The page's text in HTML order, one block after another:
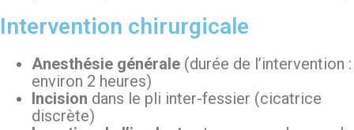
Intervention chirurgicale
Anesthésie générale (durée de l’intervention :
environ 2 heures)
Incision dans le pli inter-fessier (cicatrice
discrète)